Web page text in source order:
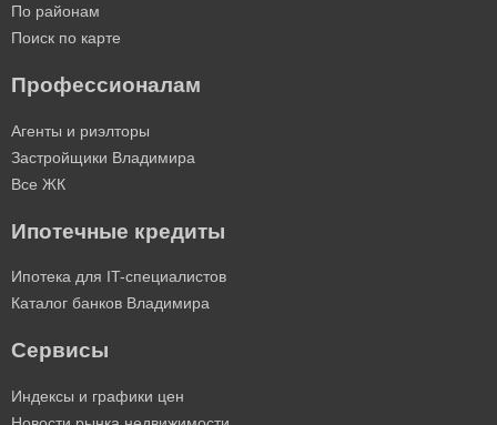
По районам
Поиск по карте
Профессионалам
Агенты и риэлторы
Застройщики Владимира
Все ЖК
Ипотечные кредиты
Ипотека для IT-специалистов
Каталог банков Владимира
Сервисы
Индексы и графики цен